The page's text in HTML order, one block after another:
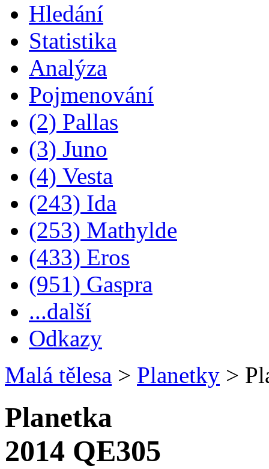
Hledání
Statistika
Analýza
Pojmenování
(2) Pallas
(3) Juno
(4) Vesta
(243) Ida
(253) Mathylde
(433) Eros
(951) Gaspra
...další
Odkazy
Malá tělesa > Planetky >
Planetka
2014 QE305